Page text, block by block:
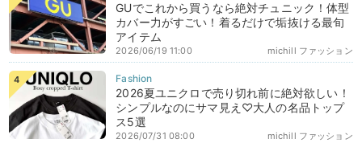
GUでこれから買うなら絶対チュニック！体型
カバー力がすごい！着るだけで垢抜ける最旬
アイテム
michill ファッション
2026/06/19 11:00
2026夏ユニクロで売り切れ前に絶対欲しい！
シンプルなのにサマ見え♡大人の名品トップ
ス5選
michill ファッション
2026/07/31 08:00